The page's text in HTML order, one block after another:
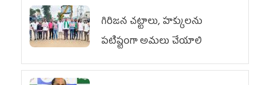
గిరిజన చట్టాలు, హక్కులను
పటిష్టంగా అమలు చేయాలి